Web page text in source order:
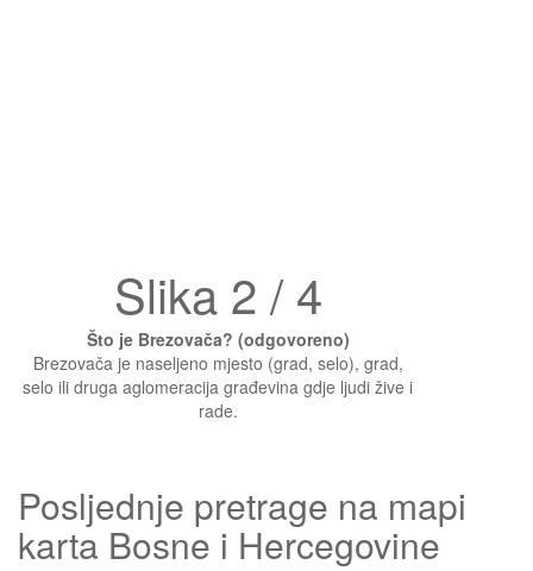
Slika 2 / 4
Što je Brezovača? (odgovoreno)
Brezovača je naseljeno mjesto (grad, selo), grad,
selo ili druga aglomeracija građevina gdje ljudi žive i
rade.
Posljednje pretrage na mapi
karta Bosne i Hercegovine